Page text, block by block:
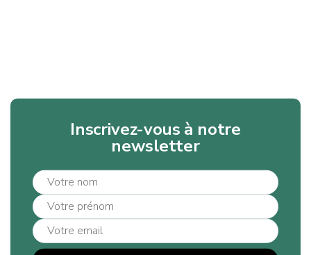
Inscrivez-vous à notre
newsletter